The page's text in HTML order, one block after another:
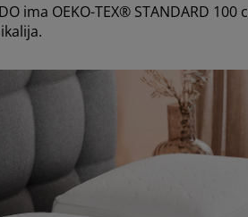
ima OEKO-TEX® STANDARD